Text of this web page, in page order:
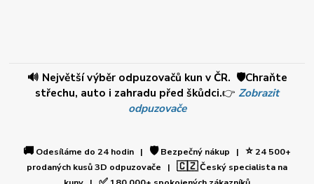
🔊 Největší výběr odpuzovačů kun v ČR. 🛡️Chraňte
střechu, auto i zahradu před škůdci.👉 Zobrazit
odpuzovače
🚚 Odesíláme do 24 hodin | 🛡️Bezpečný nákup | ⭐24 500+
prodaných kusů 3D odpuzovače | 🇨🇿Český specialista na